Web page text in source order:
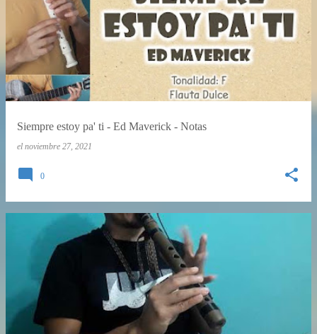
Siempre estoy pa' ti - Ed Maverick - Notas
el noviembre 27, 2021
0